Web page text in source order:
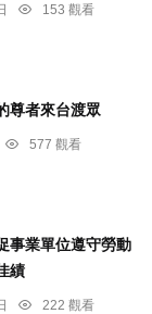
153 觀看
尊者來台渡眾
577 觀看
事業單位遵守勞動
績
222 觀看